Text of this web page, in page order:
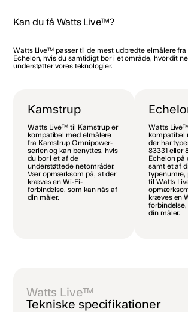
Kan du få Watts Live™?
Watts Live™ passer til de mest udbredte elmålere fra
Echelon, hvis du samtidigt bor i et område, hvor dit
understøtter vores teknologier.
Kamstrup
Watts Live™ til Kamstrup er
kompatibel med elmålere
fra Kamstrup Omnipower-
serien og kan benyttes, hvis
du bor i et af de
understøttede netområder.
Vær opmærksom på, at der
kræves en Wi-Fi-
forbindelse, som kan nås af
din måler.
Watts
kompatibel
der har
83331 eller
Echelon på
samt et af
typenumre,
til Watts
kræves en
din måler.
Watts Live™
Tekniske specifikationer